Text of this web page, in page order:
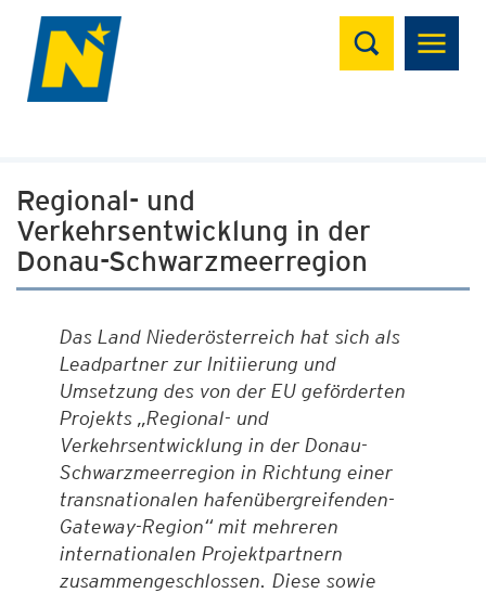
Suchen
Regional- und
Verkehrsentwicklung in der
Donau-Schwarzmeerregion
Das Land Niederösterreich hat sich als
Leadpartner zur Initiierung und
Umsetzung des von der EU geförderten
Projekts „Regional- und
Verkehrsentwicklung in der Donau-
Schwarzmeerregion in Richtung einer
transnationalen hafenübergreifenden-
Gateway-Region“ mit mehreren
internationalen Projektpartnern
zusammengeschlossen. Diese sowie